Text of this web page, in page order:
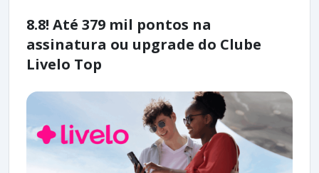
8.8! Até 379 mil pontos na
assinatura ou upgrade do Clube
Livelo Top